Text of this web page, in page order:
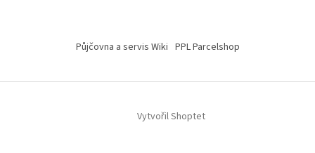
Půjčovna a servis Wiki PPL Parcelshop
Vytvořil Shoptet